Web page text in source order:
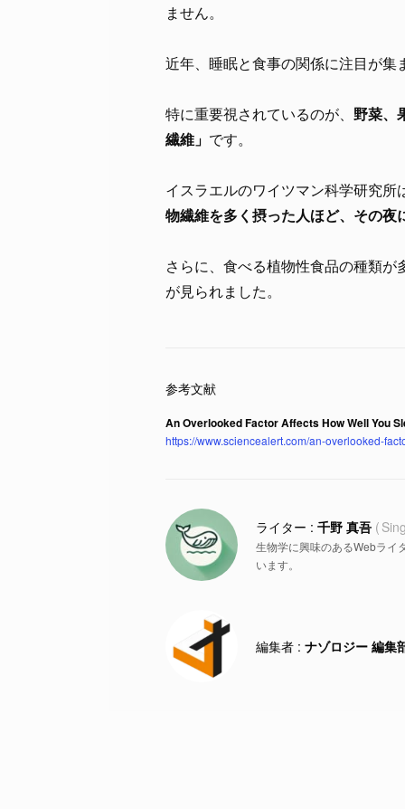
ません。
近年、睡眠と食事の関係に注目が集
特に重要視されているのが、 野菜、
繊維」 です。
イスラエルのワイツマン科学研究
物繊維を多く摂った人ほど、その
さらに、食べる植物性食品の種類
が見られました。
An Overlooked Factor Affects How Well You
https://www.sciencealert.com/an-overlooked-
千野 真吾
生物学に興味のあるWebライ
います。
ナゾロジー 編集